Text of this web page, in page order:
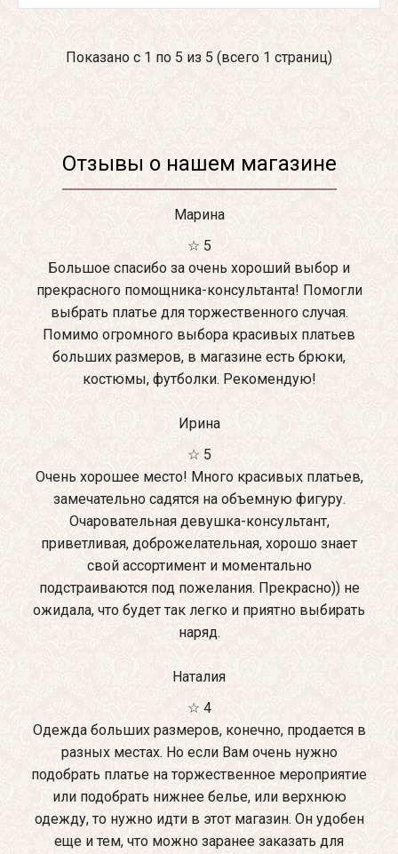
Показано с 1 по 5 из 5 (всего 1 страниц)
Отзывы о нашем магазине
Марина
☆ 5
Большое спасибо за очень хороший выбор и
прекрасного помощника-консультанта! Помогли
выбрать платье для торжественного случая.
Помимо огромного выбора красивых платьев
больших размеров, в магазине есть брюки,
костюмы, футболки. Рекомендую!
Ирина
☆ 5
Очень хорошее место! Много красивых платьев,
замечательно садятся на объемную фигуру.
Очаровательная девушка-консультант,
приветливая, доброжелательная, хорошо знает
свой ассортимент и моментально
подстраиваются под пожелания. Прекрасно)) не
ожидала, что будет так легко и приятно выбирать
наряд.
Наталия
☆ 4
Одежда больших размеров, конечно, продается в
разных местах. Но если Вам очень нужно
подобрать платье на торжественное мероприятие
или подобрать нижнее белье, или верхнюю
одежду, то нужно идти в этот магазин. Он удобен
еще и тем, что можно заранее заказать для